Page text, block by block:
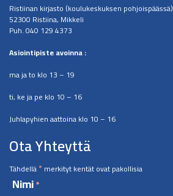
Ristiinan kirjasto (koulukeskuksen pohjoispäässä)
52300 Ristiina, Mikkeli
Puh. 040 129 4373
​Asiointipiste avoinna :
ma ja to klo 13 – 19
ti, ke ja pe klo 10 – 16
Juhlapyhien aattoina klo 10 – 16
Ota Yhteyttä
Tähdellä*merkityt kentät ovat pakollisia
Nimi*